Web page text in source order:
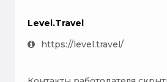
Level.Travel
https://level.travel/